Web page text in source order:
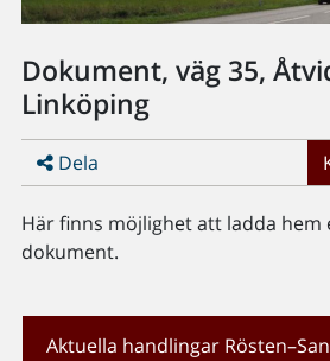
Dokument, väg 35,
Linköping
Dela
Här finns möjlighet att ladda hem
dokument.
Aktuella handlingar